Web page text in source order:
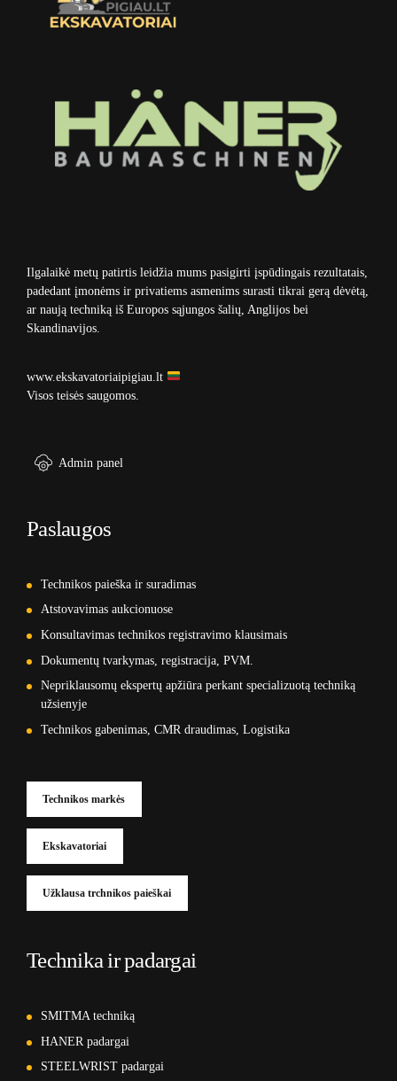
Ilgalaikė metų patirtis leidžia mums pasigirti įspūdingais rezultatais,
padedant įmonėms ir privatiems asmenims surasti tikrai gerą dėvėtą,
ar naują techniką iš Europos sąjungos šalių, Anglijos bei
Skandinavijos.
www.ekskavatoriaipigiau.lt
Visos teisės saugomos.
Admin panel
Paslaugos
Technikos paieška ir suradimas
Atstovavimas aukcionuose
Konsultavimas technikos registravimo klausimais
Dokumentų tvarkymas, registracija, PVM.
Nepriklausomų ekspertų apžiūra perkant specializuotą techniką
užsienyje
Technikos gabenimas, CMR draudimas, Logistika
Technikos markės
Ekskavatoriai
Užklausa trchnikos paieškai
Technika ir padargai
SMITMA techniką
HANER padargai
STEELWRIST padargai